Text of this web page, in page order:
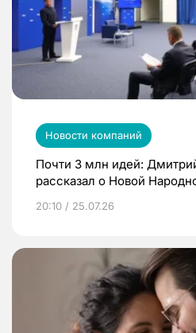
Новости компаний
Почти 3 млн идей:
рассказал о Новой
20:10 / 25.07.26